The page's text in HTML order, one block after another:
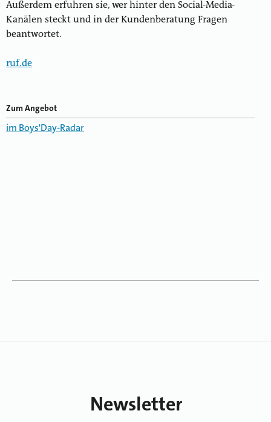
Außerdem erfuhren sie, wer hinter den Social-Media-
Kanälen steckt und in der Kundenberatung Fragen
beantwortet.
ruf.de
Zum Angebot
im Boys'Day-Radar
Newsletter